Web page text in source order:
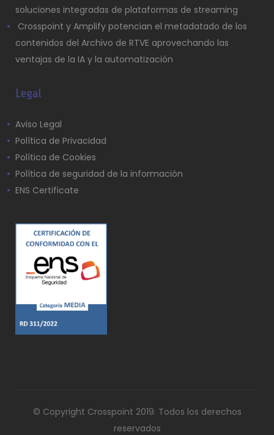
soluciones integradas de plataformas de streaming
Crosspoint y Amplify potencian el metadatado de los
contenidos del Archivo de RTVE aprovechando las
ventajas de la IA y la automatización
Legal
Aviso Legal
Política de Privacidad
Política de Cookies
Política de seguridad de la información
ENS Certificate
© Copyright Crosspoint 2019. Todos los derechos
reservados